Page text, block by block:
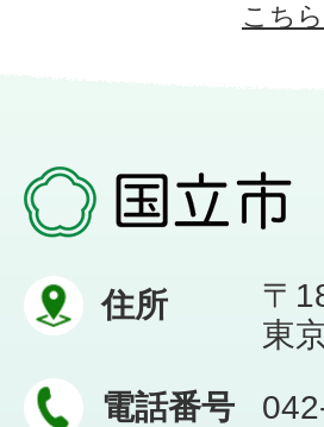
こち
住所
〒
東
電話番号